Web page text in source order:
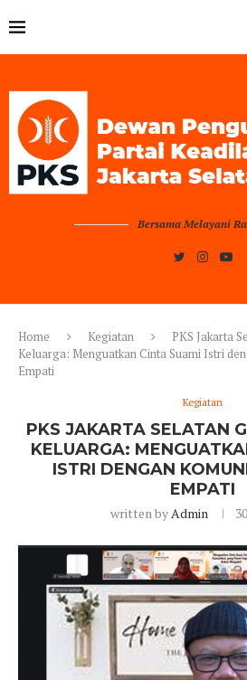
Bersama Melayani
Home Kegiatan
PKS Jakarta
Keluarga: Menguatkan Cinta Suami Istri
Empati
Kegiatan
PKS JAKARTA SELATAN
KELUARGA:
ISTRI DENGAN
EMPATI
written byAdmin